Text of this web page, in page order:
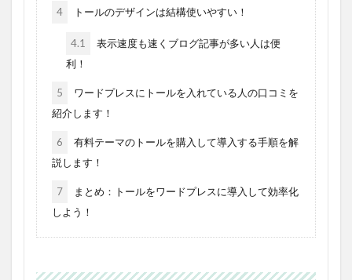
4 トールのデザインは結構使いやすい！
4.1
表示速度も速くブログ記事が多い人は便
利！
5
ワードプレスにトールを入れている人の口コミを
紹介します！
6
有料テーマのトールを購入して導入する手順を解
説します！
7
まとめ：トールをワードプレスに導入して効率化
しよう！